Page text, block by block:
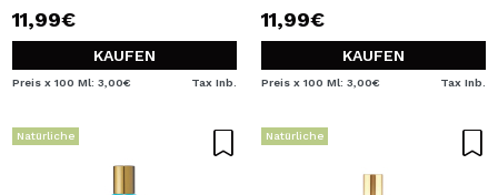
11,99€
KAUFEN
Preis x 100 Ml: 3,00€ Tax Inb.
11,99€
KAUFEN
Preis x 100 Ml: 3,00€ Tax Inb.
Natürliche Natürliche